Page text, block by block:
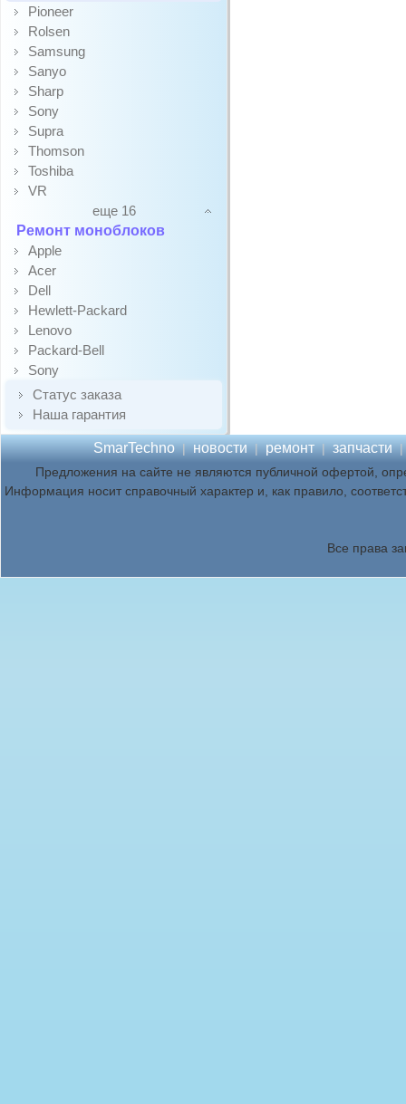
Pioneer
Rolsen
Samsung
Sanyo
Sharp
Sony
Supra
Thomson
Toshiba
VR
еще 16
Ремонт моноблоков
Apple
Acer
Dell
Hewlett-Packard
Lenovo
Packard-Bell
Sony
Статус заказа
Наша гарантия
SmarTechno | новости | ремонт | запчасти |
Предложения на сайте не являются публичной офертой,
Информация носит справочный характер и, как правило,
Все права